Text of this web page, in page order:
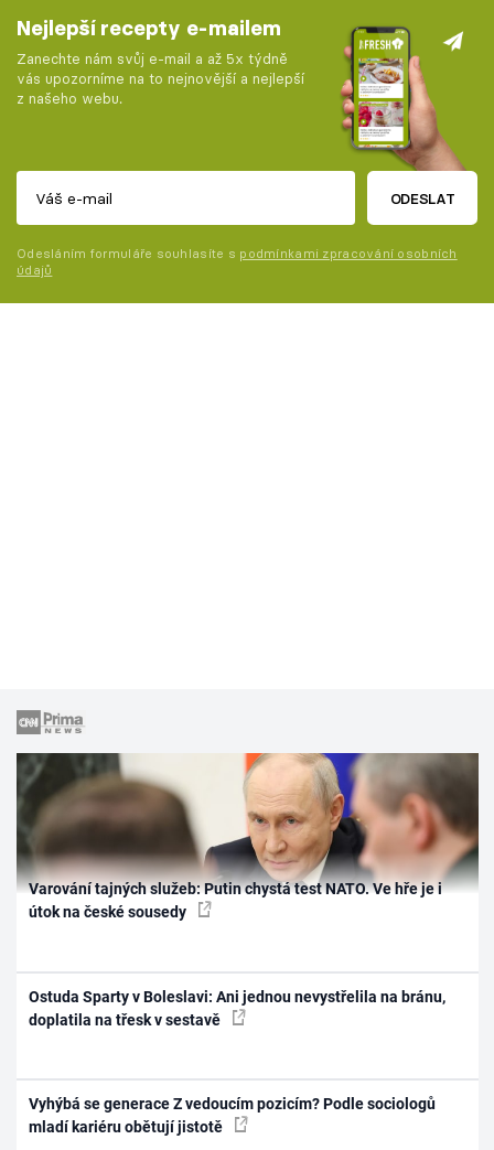
Nejlepší recepty e-mailem
Zanechte nám svůj e-mail a až 5x týdně
vás upozorníme na to nejnovější a nejlepší
z našeho webu.
ODESLAT
Odesláním formuláře souhlasíte s podmínkami zpracování osobních
údajů
Varování tajných služeb: Putin chystá test NATO. Ve hře je i
útok na české sousedy
Ostuda Sparty v Boleslavi: Ani jednou nevystřelila na bránu,
doplatila na třesk v sestavě
Vyhýbá se generace Z vedoucím pozicím? Podle sociologů
mladí kariéru obětují jistotě